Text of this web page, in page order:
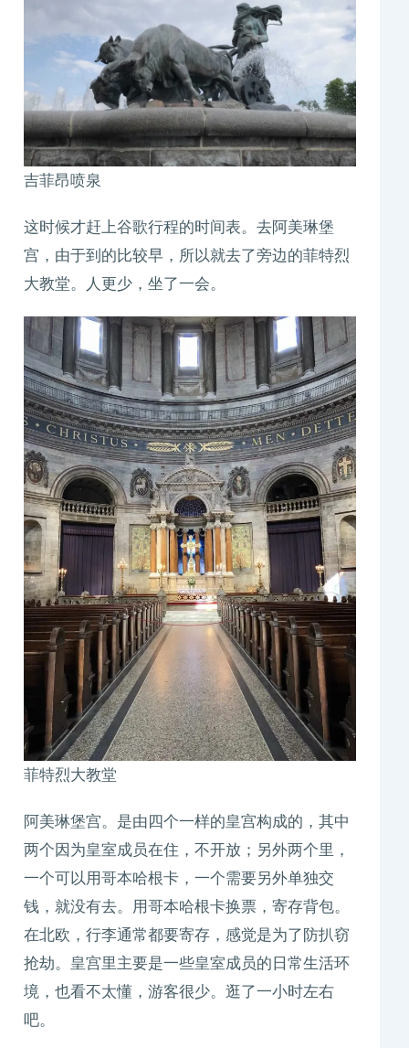
吉菲昂喷泉
这时候才赶上谷歌行程的时间表。去阿美琳堡
宫，由于到的比较早，所以就去了旁边的菲特烈
大教堂。人更少，坐了一会。
菲特烈大教堂
阿美琳堡宫。是由四个一样的皇宫构成的，其中
两个因为皇室成员在住，不开放；另外两个里，
一个可以用哥本哈根卡，一个需要另外单独交
钱，就没有去。用哥本哈根卡换票，寄存背包。
在北欧，行李通常都要寄存，感觉是为了防扒窃
抢劫。皇宫里主要是一些皇室成员的日常生活环
境，也看不太懂，游客很少。逛了一小时左右
吧。